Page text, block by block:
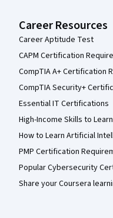
Career Resources
Career Aptitude Test
CAPM Certification
CompTIA A+ Certification
CompTIA Security+
Essential IT Certifications
High-Income Skills to Learn
How to Learn Artificial
PMP Certification
Popular Cybersecurity
Share your Coursera